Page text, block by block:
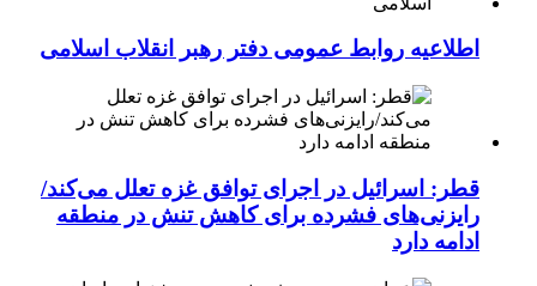
اطلاعیه روابط عمومی دفتر رهبر انقلاب اسلامی
قطر: اسرائیل در اجرای توافق غزه تعلل می‌کند/
رایزنی‌های فشرده برای کاهش تنش در منطقه
ادامه دارد